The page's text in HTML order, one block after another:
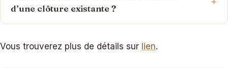
d’une clôture existante ?
Vous trouverez plus de détails sur lien.